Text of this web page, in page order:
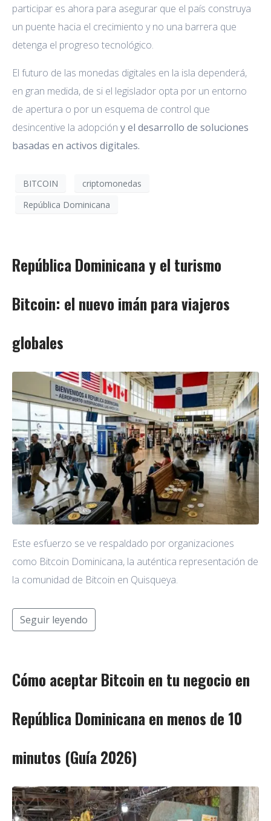
participar es ahora para asegurar que el país construya
un puente hacia el crecimiento y no una barrera que
detenga el progreso tecnológico.
El futuro de las monedas digitales en la isla dependerá,
en gran medida, de si el legislador opta por un entorno
de apertura o por un esquema de control que
desincentive la adopción y el desarrollo de soluciones
basadas en activos digitales.
BITCOIN
criptomonedas
República Dominicana
República Dominicana y el turismo
Bitcoin: el nuevo imán para viajeros
globales
Este esfuerzo se ve respaldado por organizaciones
como Bitcoin Dominicana, la auténtica representación de
la comunidad de Bitcoin en Quisqueya.
Seguir leyendo
Cómo aceptar Bitcoin en tu negocio en
República Dominicana en menos de 10
minutos (Guía 2026)